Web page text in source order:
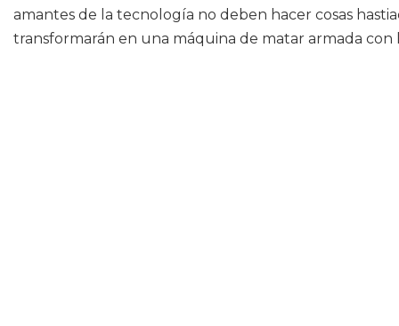
amantes de la tecnología no deben hacer cosas
transformarán en una máquina de matar armada